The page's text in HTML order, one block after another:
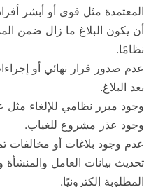
المعتمدة مثل قوى أو أبشر
أن يكون البلاغ ما زال ضمن
نظامًا.
عدم صدور قرار نهائي أو
بعد البلاغ.
وجود مبرر نظامي للإلغاء مثل
وجود عذر مشروع للغياب.
عدم وجود بلاغات أو مخالفات
تحديث بيانات العامل
المطلوبة إلكترونيًا.